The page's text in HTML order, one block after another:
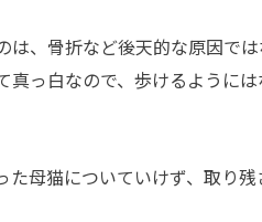
、骨折など後天的な原因で
真っ白なので、歩けるように
母猫についていけず、取り残